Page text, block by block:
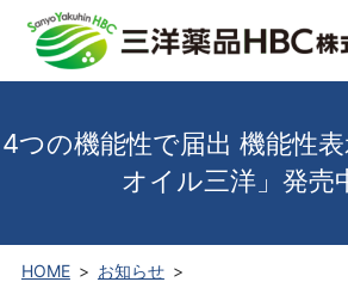
4つの機能性で届出 機能性
オイル三洋」発売
HOME
お知らせ